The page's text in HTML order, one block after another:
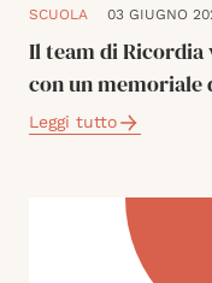
SCUOLA 03 GIUGNO
Il team di Ricordia
con un memoriale
Leggi tutto